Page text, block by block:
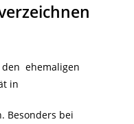
ehemaligen
in
Besonders bei